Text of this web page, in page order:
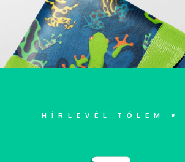
HÍRLEVÉL TŐLEM ♥